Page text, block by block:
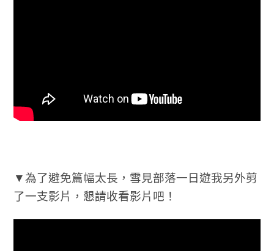
▼為了避免篇幅太長，雪見部落一日遊我另外剪
了一支影片，懇請收看影片吧！